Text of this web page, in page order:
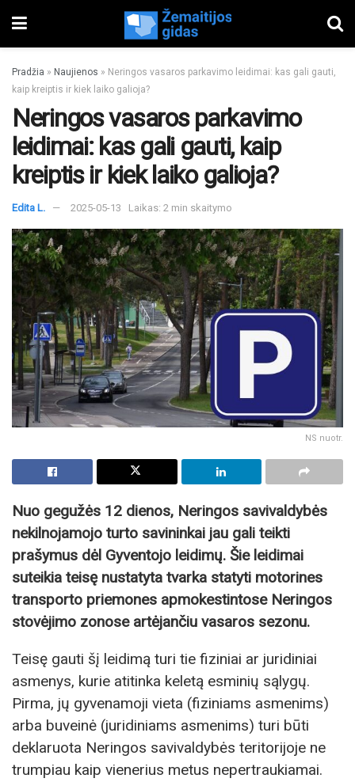
Pradžia » Naujienos » Neringos vasaros parkavimo leidimai: kas gali gauti,
kaip kreiptis ir kiek laiko galioja?
Neringos vasaros parkavimo
leidimai: kas gali gauti, kaip
kreiptis ir kiek laiko galioja?
Edita L. 2025-05-13 Laikas: 2 min skaitymo
NS nuotr.
Nuo gegužės 12 dienos, Neringos savivaldybės
nekilnojamojo turto savininkai jau gali teikti
prašymus dėl Gyventojo leidimų. Šie leidimai
suteikia teisę nustatyta tvarka statyti motorines
transporto priemones apmokestintose Neringos
stovėjimo zonose artėjančiu vasaros sezonu.
Teisę gauti šį leidimą turi tie fiziniai ar juridiniai
asmenys, kurie atitinka keletą esminių sąlygų.
Pirma, jų gyvenamoji vieta (fiziniams asmenims)
arba buveinė (juridiniams asmenims) turi būti
deklaruota Neringos savivaldybės teritorijoje ne
trumpiau kaip vienerius metus nepertraukiamai.